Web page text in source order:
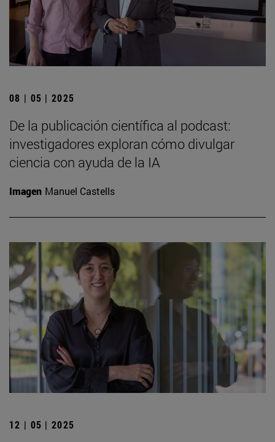
08 | 05 | 2025
De la publicación científica al podcast:
investigadores exploran cómo divulgar
ciencia con ayuda de la IA
Imagen Manuel Castells
12 | 05 | 2025